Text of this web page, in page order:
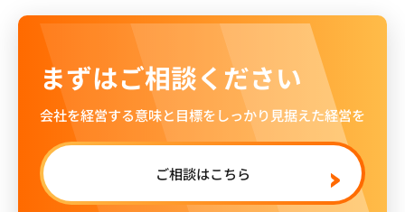
まずはご相談ください
会社を経営する意味と目標をしっかり見据えた経営を
ご相談はこちら